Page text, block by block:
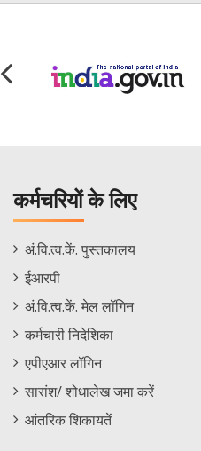
कर्मचरियों के लिए
Staff
Footer
Menu
अं.वि.त्व.कें. पुस्तकालय
ईआरपी
अं.वि.त्व.कें. मेल लॉगिन
कर्मचारी निदेशिका
एपीएआर लॉगिन
सारांश/ शोधालेख जमा करें
आंतरिक शिकायतें